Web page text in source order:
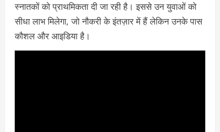
स्नातकों को प्राथमिकता दी जा रही है। इससे उन युवाओं को
सीधा लाभ मिलेगा, जो नौकरी के इंतज़ार में हैं लेकिन उनके पास
कौशल और आइडिया है।